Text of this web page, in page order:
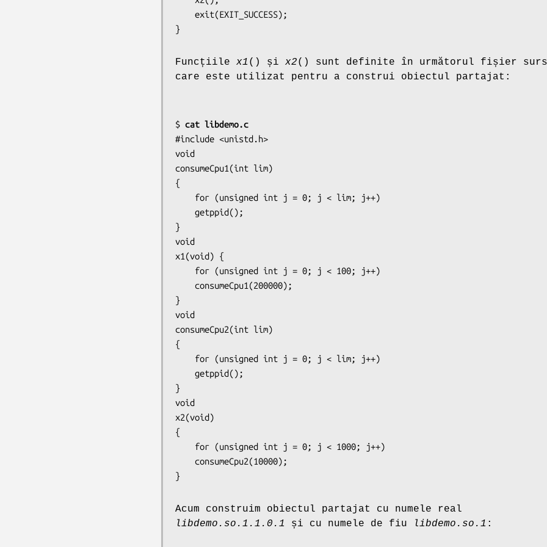
Funcțiile x1() și x2() sunt definite în următorul fișier
care este utilizat pentru a construi obiectul partajat:
$ cat libdemo.c
#include <unistd.h>
void
consumeCpu1(int lim)
{
}
void
x1(void) {
}
void
consumeCpu2(int lim)
{
}
void
x2(void)
{
Acum construim obiectul partajat cu numele real
libdemo.so.1.1.0.1 și cu numele de fiu libdemo.so.1 :